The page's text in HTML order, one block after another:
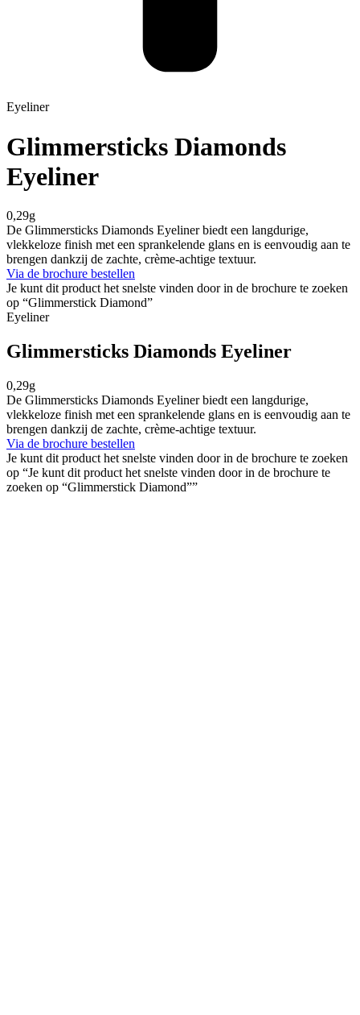
Eyeliner
Glimmersticks Diamonds
Eyeliner
0,29g
De Glimmersticks Diamonds Eyeliner biedt een langdurige,
vlekkeloze finish met een sprankelende glans en is eenvoudig aan te
brengen dankzij de zachte, crème-achtige textuur.
Via de brochure bestellen
Je kunt dit product het snelste vinden door in de brochure te zoeken
op “Glimmerstick Diamond”
Eyeliner
Glimmersticks Diamonds Eyeliner
0,29g
De Glimmersticks Diamonds Eyeliner biedt een langdurige,
vlekkeloze finish met een sprankelende glans en is eenvoudig aan te
brengen dankzij de zachte, crème-achtige textuur.
Via de brochure bestellen
Je kunt dit product het snelste vinden door in de brochure te zoeken
op “Je kunt dit product het snelste vinden door in de brochure te
zoeken op “Glimmerstick Diamond””